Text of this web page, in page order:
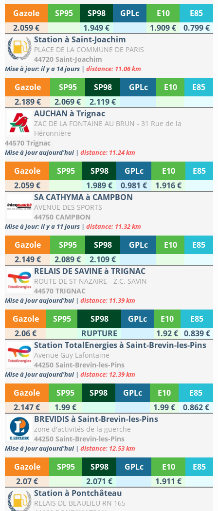
Gazole SP95 SP98 GPLc E10
E85
2.059 €
1.949 € 1.909 €
0.799 €
Station à Saint-Joachim
PLACE DE LA COMMUNE DE PARIS
44720 Saint-Joachim
Mise à jour: il y a 14 jours | distance: 11.06 km
Gazole SP95 SP98 GPLc E10
E85
2.189 €
2.069 €
2.119 €
AUCHAN à Trignac
ZAC DE LA FONTAINE AU BRUN - 31 Rue de la
Héronnière
44570 Trignac
Mise à jour aujourd'hui | distance: 11.24 km
Gazole SP95 SP98 GPLc E10
E85
2.059 €
1.989 € 0.981 €
1.916 €
SA CATHYMA à CAMPBON
AVENUE DES SPORTS
44750 CAMPBON
Mise à jour: il y a 11 jours | distance: 11.32 km
Gazole SP95 SP98 GPLc E10
E85
2.149 €
2.089 €
2.109 €
RELAIS DE SAVINE à TRIGNAC
ROUTE DE ST NAZAIRE - Z.C. SAVIN
44570 TRIGNAC
Mise à jour aujourd'hui | distance: 11.39 km
Gazole SP95 SP98 GPLc E10
E85
2.06 €
RUPTURE 1.92 € 0.839 €
Station TotalEnergies à Saint-Brevin-les-Pins
Avenue Guy Lafontaine
44250 Saint-Brevin-les-Pins
Mise à jour aujourd'hui | distance: 12.39 km
Gazole SP95 SP98 GPLc E10
E85
2.147 €
1.99 € 1.99 €
0.862 €
BREVIDIS à Saint-Brevin-les-Pins
zone d'activités de la guerche
44250 Saint-Brevin-les-Pins
Mise à jour aujourd'hui | distance: 12.53 km
Gazole SP95 SP98 GPLc E10
E85
2.07 €
2.071 €
1.911 €
Station à Pontchâteau
RELAIS DE BEAULIEU RN 165